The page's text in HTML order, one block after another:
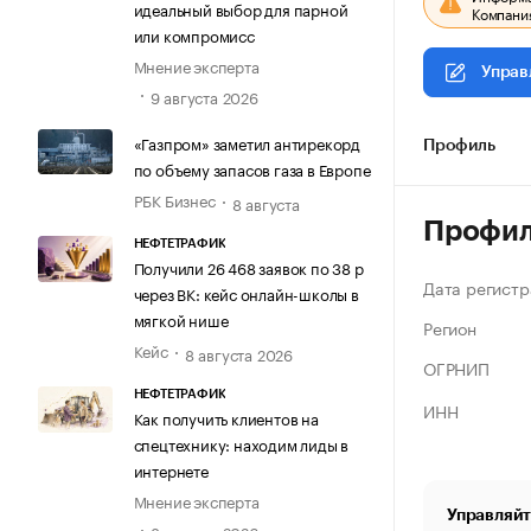
идеальный выбор для парной
или компромисс
Мнение эксперта
9 августа 2026
«Газпром» заметил антирекорд
по объему запасов газа в Европе
РБК Бизнес
8 августа
НЕФТЕТРАФИК
Получили 26 468 заявок по 38 р
через ВК: кейс онлайн-школы в
мягкой нише
Кейс
8 августа 2026
НЕФТЕТРАФИК
Как получить клиентов на
спецтехнику: находим лиды в
интернете
Мнение эксперта
Профиль
Дата
Регион
ОГРНИП
ИНН